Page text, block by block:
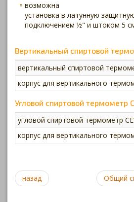
возможна
установка в латунную
подключением ½" и штоком 5
Вертикальный спиртовой
вертикальный спиртовой
корпус для вертикального
Угловой спиртовой термометр
угловой спиртовой термометр
корпус для вертикального
назад Общий